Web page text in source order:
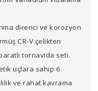
direnci ve korozyon
CR-V çelikten
tornavida seti.
uçlara sahip 6
ve rahat kavrama